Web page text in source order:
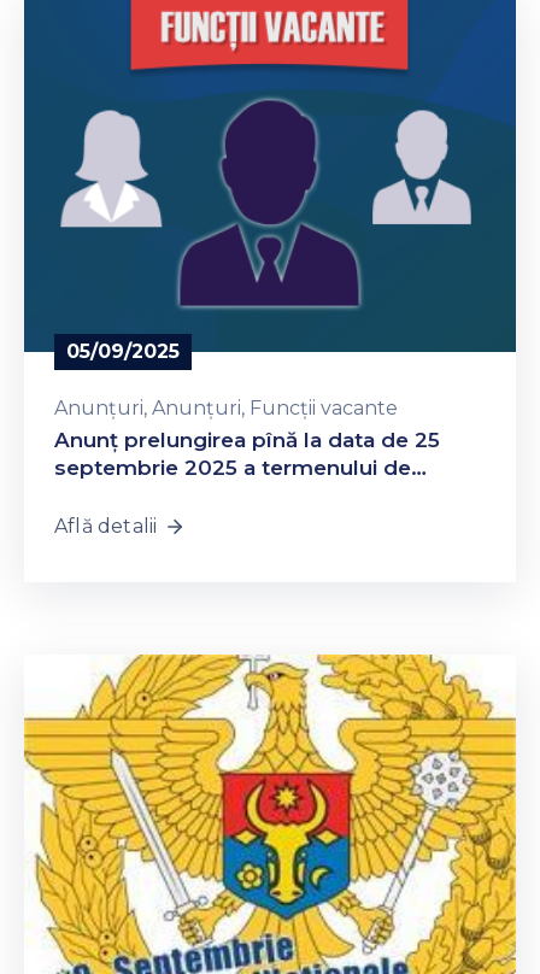
05/09/2025
Anunțuri‚ Anunțuri‚ Funcții vacante
Anunţ prelungirea pînă la data de 25
septembrie 2025 a termenului de
Află detalii